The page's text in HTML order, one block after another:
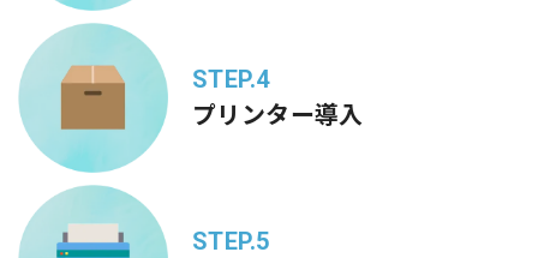
STEP.4
プリンター導入
STEP.5